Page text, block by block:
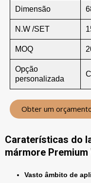
Dimensão
N.W /SET
MOQ
Opção
personalizada
Obter um
Caraterísticas do
mármore Premium
Vasto âmbito de